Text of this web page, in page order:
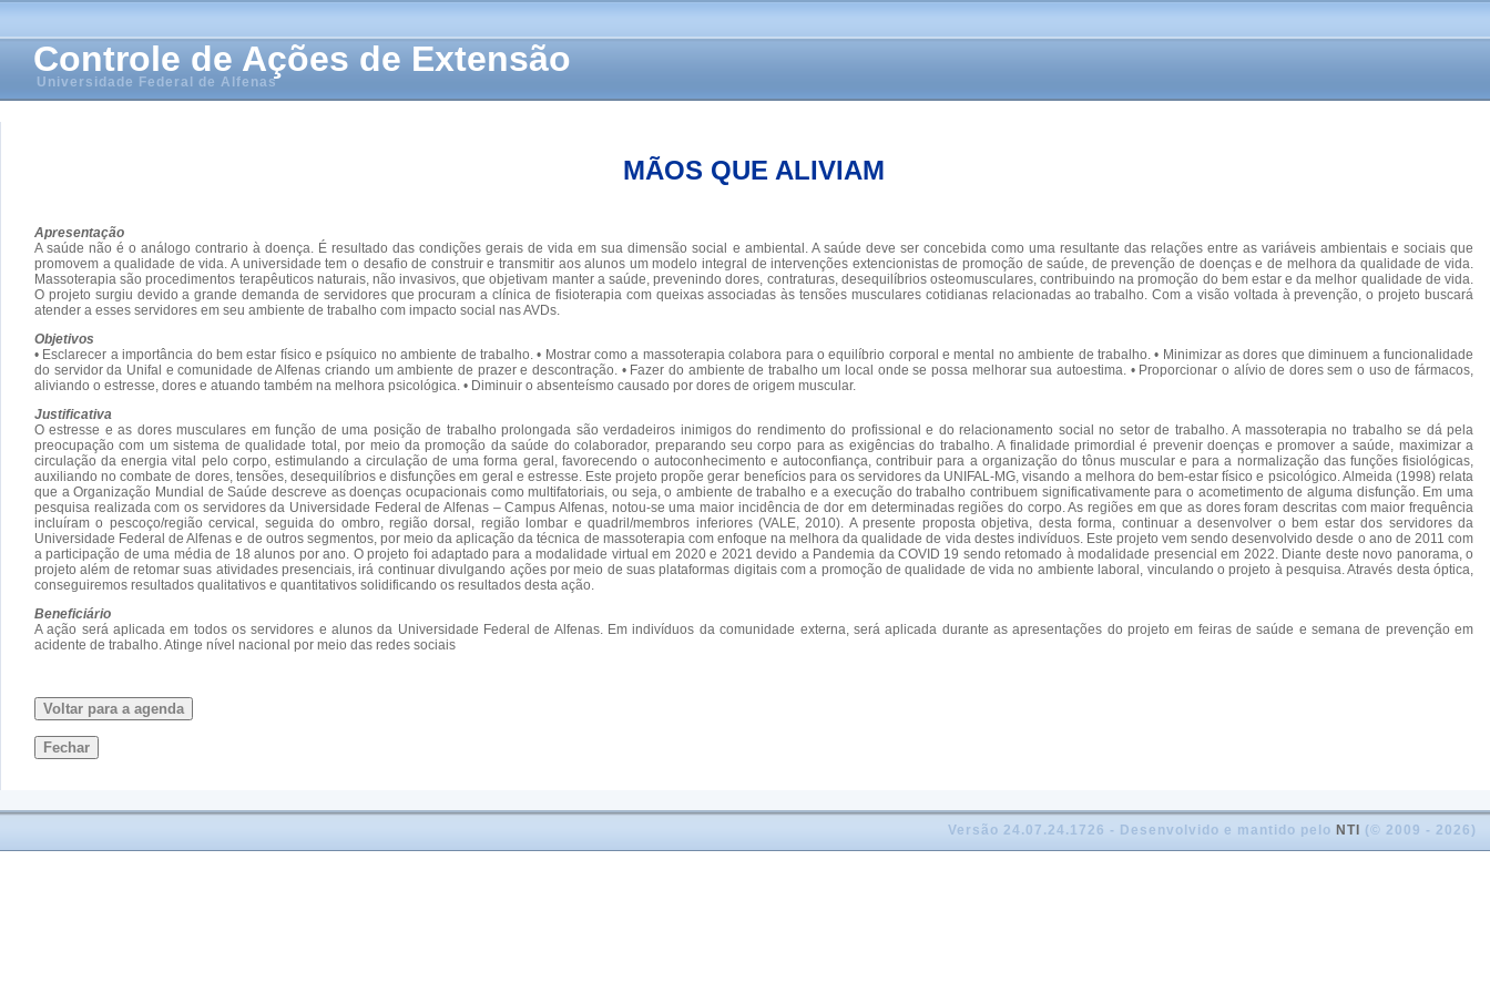
Controle de Ações de Extensão
Universidade Federal de Alfenas
MÃOS QUE ALIVIAM
Apresentação
A saúde não é o análogo contrario à doença. É resultado das condições gerais de vida em sua dimensão social e ambiental. A saúde deve ser concebida como uma resultante das relações entre as variáveis ambientais e sociais que
promovem a qualidade de vida. A universidade tem o desafio de construir e transmitir aos alunos um modelo integral de intervenções extencionistas de promoção de saúde, de prevenção de doenças e de melhora da qualidade de vida.
Massoterapia são procedimentos terapêuticos naturais, não invasivos, que objetivam manter a saúde, prevenindo dores, contraturas, desequilíbrios osteomusculares, contribuindo na promoção do bem estar e da melhor qualidade de vida.
O projeto surgiu devido a grande demanda de servidores que procuram a clínica de fisioterapia com queixas associadas às tensões musculares cotidianas relacionadas ao trabalho. Com a visão voltada à prevenção, o projeto buscará
atender a esses servidores em seu ambiente de trabalho com impacto social nas AVDs.
Objetivos
• Esclarecer a importância do bem estar físico e psíquico no ambiente de trabalho. • Mostrar como a massoterapia colabora para o equilíbrio corporal e mental no ambiente de trabalho. • Minimizar as dores que diminuem a funcionalidade
do servidor da Unifal e comunidade de Alfenas criando um ambiente de prazer e descontração. • Fazer do ambiente de trabalho um local onde se possa melhorar sua autoestima. • Proporcionar o alívio de dores sem o uso de fármacos,
aliviando o estresse, dores e atuando também na melhora psicológica. • Diminuir o absenteísmo causado por dores de origem muscular.
Justificativa
O estresse e as dores musculares em função de uma posição de trabalho prolongada são verdadeiros inimigos do rendimento do profissional e do relacionamento social no setor de trabalho. A massoterapia no trabalho se dá pela
preocupação com um sistema de qualidade total, por meio da promoção da saúde do colaborador, preparando seu corpo para as exigências do trabalho. A finalidade primordial é prevenir doenças e promover a saúde, maximizar a
circulação da energia vital pelo corpo, estimulando a circulação de uma forma geral, favorecendo o autoconhecimento e autoconfiança, contribuir para a organização do tônus muscular e para a normalização das funções fisiológicas,
auxiliando no combate de dores, tensões, desequilíbrios e disfunções em geral e estresse. Este projeto propõe gerar benefícios para os servidores da UNIFAL-MG, visando a melhora do bem-estar físico e psicológico. Almeida (1998) relata
que a Organização Mundial de Saúde descreve as doenças ocupacionais como multifatoriais, ou seja, o ambiente de trabalho e a execução do trabalho contribuem significativamente para o acometimento de alguma disfunção. Em uma
pesquisa realizada com os servidores da Universidade Federal de Alfenas – Campus Alfenas, notou-se uma maior incidência de dor em determinadas regiões do corpo. As regiões em que as dores foram descritas com maior frequência
incluíram o pescoço/região cervical, seguida do ombro, região dorsal, região lombar e quadril/membros inferiores (VALE, 2010). A presente proposta objetiva, desta forma, continuar a desenvolver o bem estar dos servidores da
Universidade Federal de Alfenas e de outros segmentos, por meio da aplicação da técnica de massoterapia com enfoque na melhora da qualidade de vida destes indivíduos. Este projeto vem sendo desenvolvido desde o ano de 2011 com
a participação de uma média de 18 alunos por ano. O projeto foi adaptado para a modalidade virtual em 2020 e 2021 devido a Pandemia da COVID 19 sendo retomado à modalidade presencial em 2022. Diante deste novo panorama, o
projeto além de retomar suas atividades presenciais, irá continuar divulgando ações por meio de suas plataformas digitais com a promoção de qualidade de vida no ambiente laboral, vinculando o projeto à pesquisa. Através desta óptica,
conseguiremos resultados qualitativos e quantitativos solidificando os resultados desta ação.
Beneficiário
A ação será aplicada em todos os servidores e alunos da Universidade Federal de Alfenas. Em indivíduos da comunidade externa, será aplicada durante as apresentações do projeto em feiras de saúde e semana de prevenção em
acidente de trabalho. Atinge nível nacional por meio das redes sociais
Voltar para a agenda
Fechar
Versão 24.07.24.1726 - Desenvolvido e mantido pelo NTI (© 2009 - 2026)